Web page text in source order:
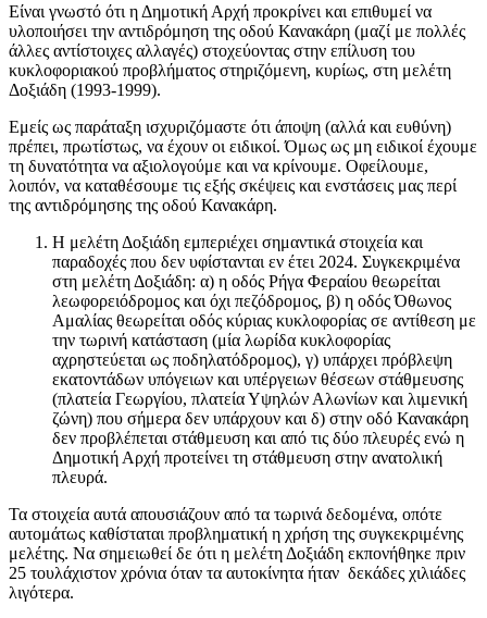
Είναι γνωστό ότι η Δημοτική Αρχή προκρίνει και επιθυμεί να
υλοποιήσει την αντιδρόμηση της οδού Κανακάρη (μαζί με πολλές
άλλες αντίστοιχες αλλαγές) στοχεύοντας στην επίλυση του
κυκλοφοριακού προβλήματος στηριζόμενη, κυρίως, στη μελέτη
Δοξιάδη (1993-1999).
Εμείς ως παράταξη ισχυριζόμαστε ότι άποψη (αλλά και ευθύνη)
πρέπει, πρωτίστως, να έχουν οι ειδικοί. Όμως ως μη ειδικοί έχουμε
τη δυνατότητα να αξιολογούμε και να κρίνουμε. Οφείλουμε,
λοιπόν, να καταθέσουμε τις εξής σκέψεις και ενστάσεις μας περί
της αντιδρόμησης της οδού Κανακάρη.
Η μελέτη Δοξιάδη εμπεριέχει σημαντικά στοιχεία και
παραδοχές που δεν υφίστανται εν έτει 2024. Συγκεκριμένα
στη μελέτη Δοξιάδη: α) η οδός Ρήγα Φεραίου θεωρείται
λεωφορειόδρομος και όχι πεζόδρομος, β) η οδός Όθωνος
Αμαλίας θεωρείται οδός κύριας κυκλοφορίας σε αντίθεση με
την τωρινή κατάσταση (μία λωρίδα κυκλοφορίας
αχρηστεύεται ως ποδηλατόδρομος), γ) υπάρχει πρόβλεψη
εκατοντάδων υπόγειων και υπέργειων θέσεων στάθμευσης
(πλατεία Γεωργίου, πλατεία Υψηλών Αλωνίων και λιμενική
ζώνη) που σήμερα δεν υπάρχουν και δ) στην οδό Κανακάρη
δεν προβλέπεται στάθμευση και από τις δύο πλευρές ενώ η
Δημοτική Αρχή προτείνει τη στάθμευση στην ανατολική
πλευρά.
Τα στοιχεία αυτά απουσιάζουν από τα τωρινά δεδομένα, οπότε
αυτομάτως καθίσταται προβληματική η χρήση της συγκεκριμένης
μελέτης. Να σημειωθεί δε ότι η μελέτη Δοξιάδη εκπονήθηκε πριν
25 τουλάχιστον χρόνια όταν τα αυτοκίνητα ήταν δεκάδες χιλιάδες
λιγότερα.